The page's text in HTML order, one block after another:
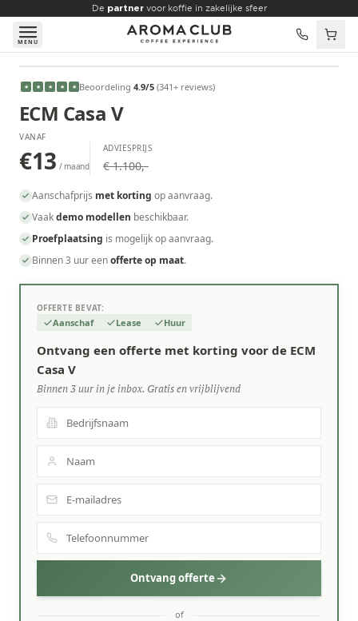
Skip to main content
De partnervoor koffie in zakelijke sfeer
MENU
VANAF
€13
★ ★ ★ ★ ★ Beoordeling 4.9/5 (341+ reviews)
ECM Casa V
VANAF
€13 / maand
ADVIESPRIJS
€ 1.100,-
Aanschafprijs met korting op aanvraag.
Vaakdemo modellen beschikbaar.
Proefplaatsing is mogelijk op aanvraag.
Binnen 3 uur eenofferte op maat.
OFFERTE BEVAT:
Aanschaf Lease Huur
Ontvang een offerte met korting voor de ECM
Casa V
Binnen 3 uur in je inbox. Gratis en vrijblijvend
Ontvang offerte
of